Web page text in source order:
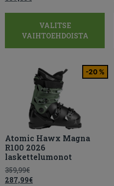
VALITSE
VAIHTOEHDOISTA
-20 %
Atomic Hawx Magna
R100 2026
laskettelumonot
359,99€
287,99€